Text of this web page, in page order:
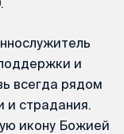
и
всегда рядом
и страдания.
икону Божией